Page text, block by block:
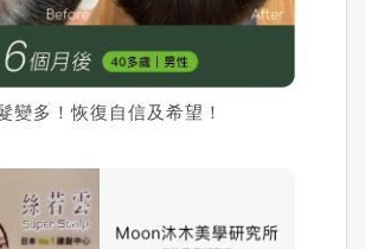
變多！恢復自信及希望！